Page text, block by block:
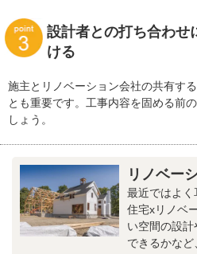
設計者との打ち合わせ
ける
施主とリノベーション会社の共有す
とも重要です。工事内容を固める前
しょう。
リノベー
最近ではよ
住宅xリノベ
い空間の設
できるかな